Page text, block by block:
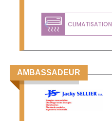
CLIMATISATION
Previous
AMBASSADEUR